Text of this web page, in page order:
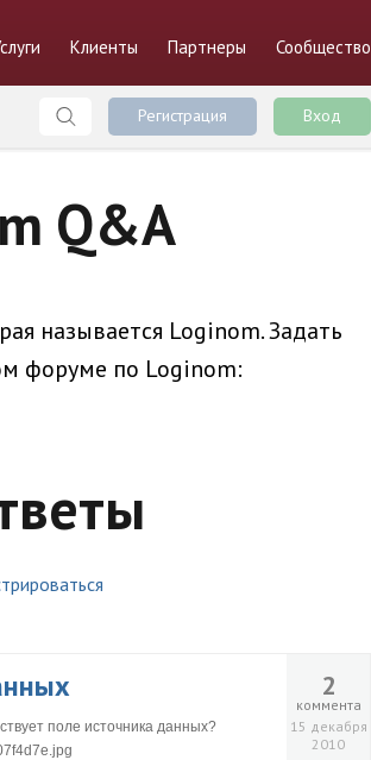
Клиенты Партнеры Сообщество
Регистрация Вход
Q&A
называется Loginom. Задать
форуме по Loginom:
2
коммента
15 декабря
2010
поле источника данных?